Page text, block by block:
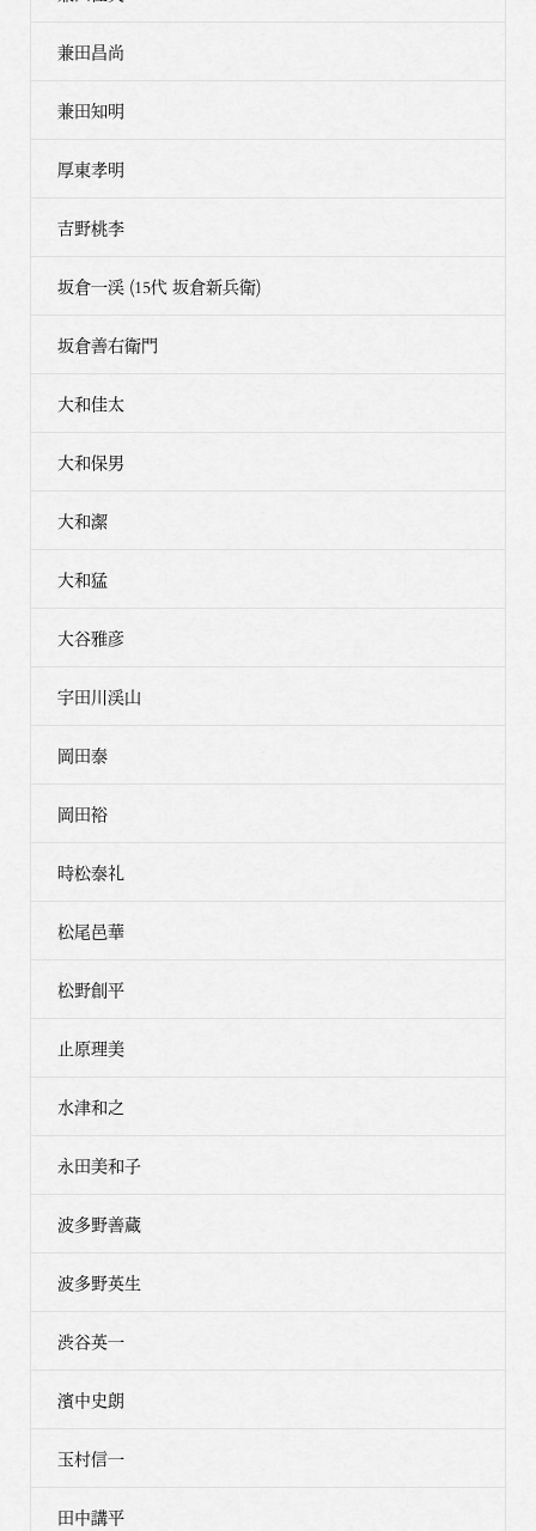
兼田昌尚
兼田知明
厚東孝明
吉野桃李
坂倉一渓 (15代 坂倉新兵衛)
坂倉善右衛門
大和佳太
大和保男
大和潔
大和猛
大谷雅彦
宇田川渓山
岡田泰
岡田裕
時松泰礼
松尾邑華
松野創平
止原理美
水津和之
永田美和子
波多野善蔵
波多野英生
渋谷英一
濱中史朗
玉村信一
田中講平